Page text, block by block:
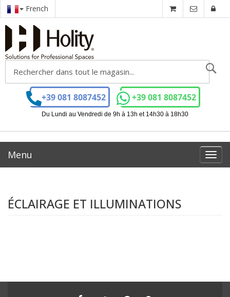
French
+39 081 8087452 +39 081 8087452
Du Lundi au Vendredi de 9h à 13h et 14h30 à 18h30
Menu
ÉCLAIRAGE ET ILLUMINATIONS